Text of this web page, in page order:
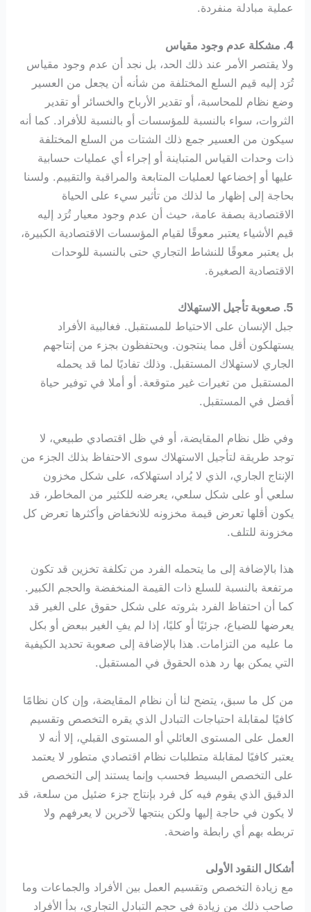
عملية مبادلة منفردة.
4. مشكلة عدم وجود مقياس
ولا يقتصر الأمر عند ذلك الحد، بل نجد أن عدم وجود مقياس
تُرَد إليه قيم السلع المختلفة من شأنه أن يجعل من العسير
وضع نظام للمحاسبة، أو تقدير الأرباح والخسائر أو تقدير
الثروات، سواء بالنسبة للمؤسسات أو بالنسبة للأفراد. كما أنه
سيكون من العسير جمع ذلك الشتات من السلع المختلفة
ذات وحدات القياس المتباينة أو إجراء أي عمليات حسابية
عليها أو إخضاعها لعمليات المتابعة والمراقبة والتقييم. ولسنا
بحاجة إلى إظهار ما لذلك من تأثير سيء على الحياة
الاقتصادية بصفة عامة، حيث أن عدم وجود معيار تُرَد إليه
قيم الأشياء يعتبر معوقًا لقيام المؤسسات الاقتصادية الكبيرة،
بل يعتبر معوقًا للنشاط التجاري حتى بالنسبة للوحدات
الاقتصادية الصغيرة.
5. صعوبة تأجيل الاستهلاك
جبل الإنسان على الاحتياط للمستقبل. فغالبية الأفراد
يستهلكون أقل مما ينتجون. ويحتفظون بجزء من إنتاجهم
الجاري لاستهلاك المستقبل. وذلك تفاديًا لما قد يحمله
المستقبل من تغيرات غير متوقعة. أو أملا في توفير حياة
أفضل في المستقبل.
وفي ظل نظام المقايضة، أو في ظل اقتصادي طبيعي، لا
توجد طريقة لتأجيل الاستهلاك سوى الاحتفاظ بذلك الجزء من
الإنتاج الجاري، الذي لا يُراد استهلاكه، على شكل مخزون
سلعي أو على شكل سلعي، يعرضه للكثير من المخاطر، قد
يكون أقلها تعرض قيمة مخزونه للانخفاض وأكثرها تعرض كل
مخزونة للتلف.
هذا بالإضافة إلى ما يتحمله الفرد من تكلفة تخزين قد تكون
مرتفعة بالنسبة للسلع ذات القيمة المنخفضة والحجم الكبير.
كما أن احتفاظ الفرد بثروته على شكل حقوق على الغير قد
يعرضها للضياع، جزئيًا أو كليًا، إذا لم يفِ الغير ببعض أو بكل
ما عليه من التزامات. هذا بالإضافة إلى صعوبة تحديد الكيفية
التي يمكن بها رد هذه الحقوق في المستقبل.
من كل ما سبق، يتضح لنا أن نظام المقايضة، وإن كان نظامًا
كافيًا لمقابلة احتياجات التبادل الذي يقره التخصص وتقسيم
العمل على المستوى العائلي أو المستوى القبلي، إلا أنه لا
يعتبر كافيًا لمقابلة متطلبات نظام اقتصادي متطور لا يعتمد
على التخصص البسيط فحسب وإنما يستند إلى التخصص
الدقيق الذي يقوم فيه كل فرد بإنتاج جزء ضئيل من سلعة، قد
لا يكون في حاجة إليها ولكن ينتجها لآخرين لا يعرفهم ولا
تربطه بهم أي رابطة واضحة.
أشكال النقود الأولى
مع زيادة التخصص وتقسيم العمل بين الأفراد والجماعات وما
صاحب ذلك من زيادة في حجم التبادل التجاري، بدأ الأفراد